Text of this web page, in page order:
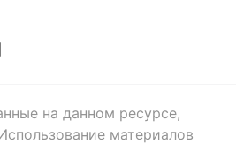
на данном ресурсе,
материалов